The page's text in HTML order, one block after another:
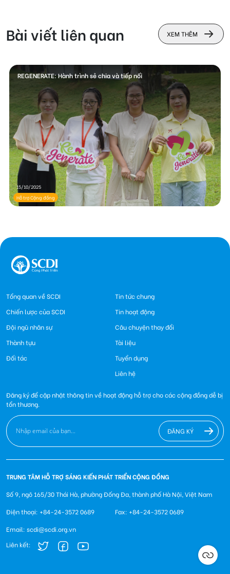
Bài viết liên quan XEM THÊM
REGENERATE: Hành trình sẻ chia và tiếp nối
15/10/2025
Hỗ trợ Cộng đồng
Tổng quan về SCDI
Chiến lược của SCDI
Đội ngũ nhân sự
Thành tựu
Đối tác
Tin tức chung
Tin hoạt động
Câu chuyện thay đổi
Tài liệu
Tuyển dụng
Liên hệ
Đăng ký để cập nhật thông tin về hoạt động hỗ trợ cho các cộng đồng dễ bị
tổn thương.
ĐĂNG KÝ
TRUNG TÂM HỖ TRỢ SÁNG KIẾN PHÁT TRIỂN CỘNG ĐỒNG
Số 9, ngõ 165/30 Thái Hà, phường Đống Đa, thành phố Hà Nội, Việt Nam
Điện thoại: +84-24-3572 0689
Fax: +84-24-3572 0689
Email: scdi@scdi.org.vn
Liên kết: